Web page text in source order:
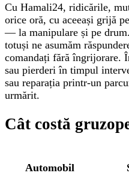
Cu Hamali24, ridicările,
orice oră, cu aceeași grijă
— la manipulare și pe
totuși ne asumăm
comandați fără îngrijorare.
sau pierderi în timpul
sau reparația printr-un
urmărit.
Cât costă
Automobil